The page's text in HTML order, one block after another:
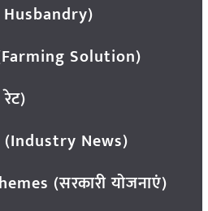
Solution)
(Industry News)
(सरकारी योजनाएं)